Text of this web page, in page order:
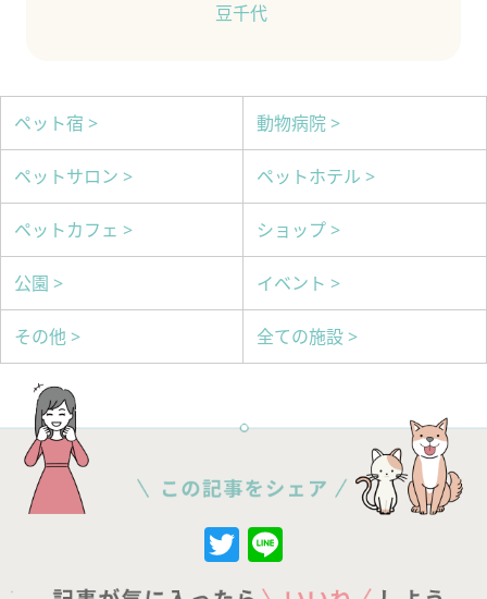
豆千代
ペット宿 > 動物病院 >
ペットサロン > ペットホテル >
ペットカフェ > ショップ >
公園 > イベント >
その他 > 全ての施設 >
Twitter